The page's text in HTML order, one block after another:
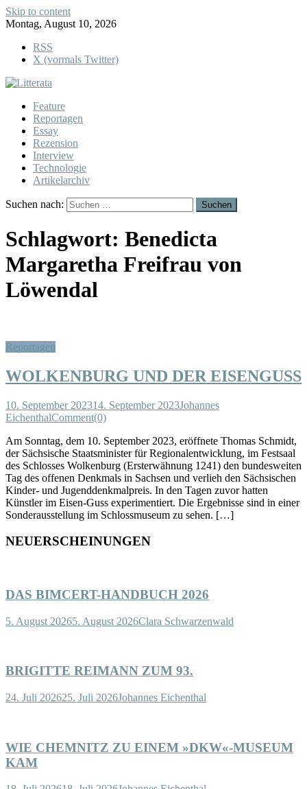
Skip to content
Montag, August 10, 2026
RSS
X (vormals Twitter)
Feature
Reportagen
Essay
Rezension
Interview
Technologie
Artikelarchiv
Suchen nach:
Schlagwort: Benedicta
Margaretha Freifrau von
Löwendal
Reportagen
WOLKENBURG UND DER EISENGUSS
10. September 202314. September 2023Johannes
EichenthalComment(0)
Am Sonntag, dem 10. September 2023, eröffnete Thomas Schmidt,
der Sächsische Staatsminister für Regionalentwicklung, im Festsaal
des Schlosses Wolkenburg (Ersterwähnung 1241) den bundesweiten
Tag des offenen Denkmals in Sachsen und verlieh den Sächsischen
Kinder- und Jugenddenkmalpreis. In den Tagen zuvor hatten
Künstler im Eisen-Guss experimentiert. Die Ergebnisse sind in einer
Sonderausstellung im Schlossmuseum zu sehen. […]
NEUERSCHEINUNGEN
DAS BIMCERT-HANDBUCH 2026
5. August 20265. August 2026Clara Schwarzenwald
BRIGITTE REIMANN ZUM 93.
24. Juli 202625. Juli 2026Johannes Eichenthal
WIE CHEMNITZ ZU EINEM »DKW«-MUSEUM
KAM